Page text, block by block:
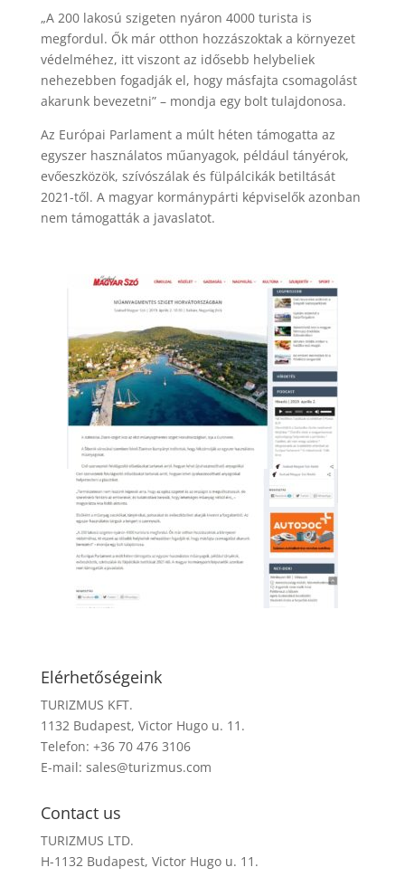
„A 200 lakosú szigeten nyáron 4000 turista is
megfordul. Ők már otthon hozzászoktak a környezet
védelméhez, itt viszont az idősebb helybeliek
nehezebben fogadják el, hogy másfajta csomagolást
akarunk bevezetni” – mondja egy bolt tulajdonosa.
Az Európai Parlament a múlt héten támogatta az
egyszer használatos műanyagok, például tányérok,
evőeszközök, szívószálak és fülpálcikák betiltását
2021-től. A magyar kormánypárti képviselők azonban
nem támogatták a javaslatot.
Elérhetőségeink
TURIZMUS KFT.
1132 Budapest, Victor Hugo u. 11.
Telefon: +36 70 476 3106
E-mail: sales@turizmus.com
Contact us
TURIZMUS LTD.
H-1132 Budapest, Victor Hugo u. 11.